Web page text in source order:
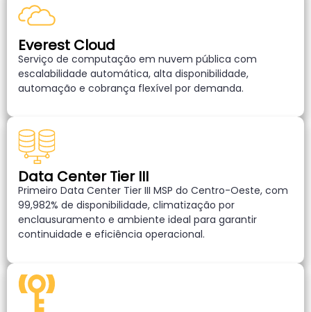
Everest Cloud
Serviço de computação em nuvem pública com
escalabilidade automática, alta disponibilidade,
automação e cobrança flexível por demanda.
Data Center Tier III
Primeiro Data Center Tier III MSP do Centro-Oeste, com
99,982% de disponibilidade, climatização por
enclausuramento e ambiente ideal para garantir
continuidade e eficiência operacional.